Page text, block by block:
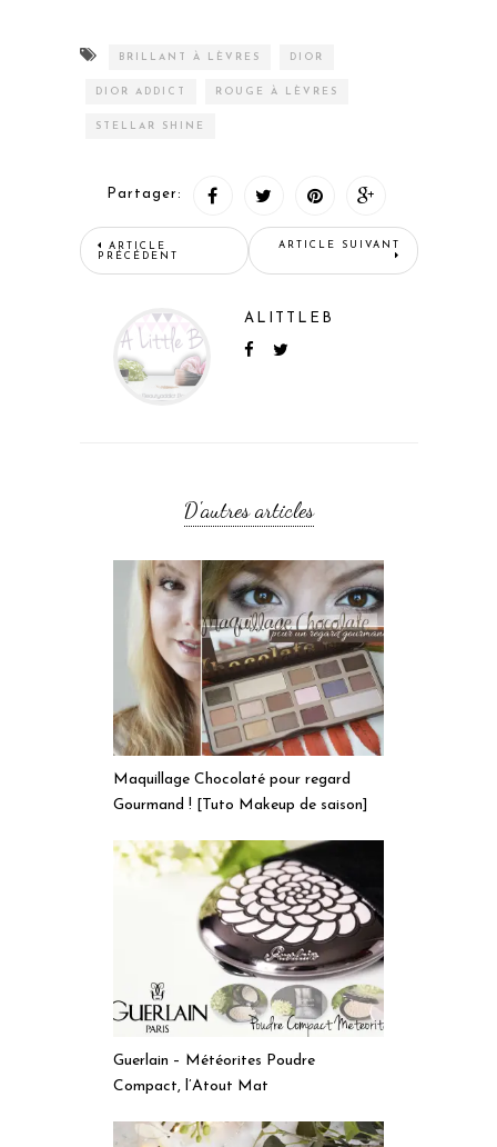
BRILLANT À LÈVRES DIOR
DIOR ADDICT ROUGE À LÈVRES
STELLAR SHINE
Partager:
ARTICLE
PRÉCÉDENT
ARTICLE SUIVANT
ALITTLEB
D'autres articles
Maquillage Chocolaté pour regard
Gourmand ! [Tuto Makeup de saison]
Guerlain – Météorites Poudre
Compact, l’Atout Mat